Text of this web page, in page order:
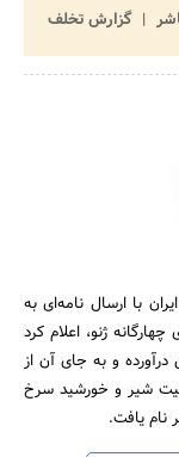
گزارش تخلف
و در سال 1359 دولت ایران با ارسال نامه‌ای به
ژنو، اعلام کرد
و به جای آن از
شیر و خورشید سرخ
نام یافت.